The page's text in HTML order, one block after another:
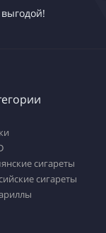
сигареты
сигареты